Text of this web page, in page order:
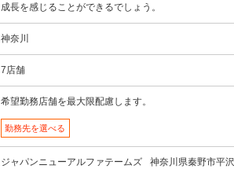
成長を感じることができるでしょう。
神奈川
7店舗
希望勤務店舗を最大限配慮します。
勤務先を選べる
ジャパンニューアルファテームズ
神奈川県秦野市平